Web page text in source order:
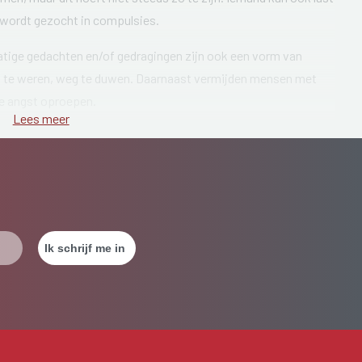
gezocht in compulsies.
gedachten en/of gedragingen zijn ook een vorm van
weren, weg te duwen. Daarnaast vermijden mensen met
onderdeel hiervan is het aanpakken van vermijdingsgedrag.
leren denken).
Lees meer